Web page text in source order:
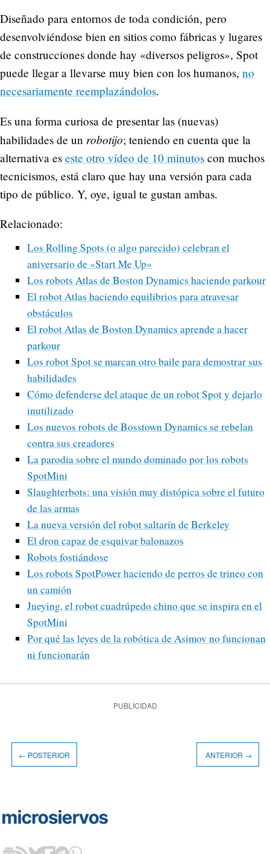
Diseñado para entornos de toda condición, pero
desenvolviéndose bien en sitios como fábricas y lugares
de construcciones donde hay «diversos peligros», Spot
puede llegar a llevarse muy bien con los humanos, no
necesariamente reemplazándolos.
Es una forma curiosa de presentar las (nuevas)
habilidades de un robotijo; teniendo en cuenta que la
alternativa es este otro vídeo de 10 minutos con muchos
tecnicismos, está claro que hay una versión para cada
tipo de público. Y, oye, igual te gustan ambas.
Relacionado:
Los Rolling Spots (o algo parecido) celebran el
aniversario de «Start Me Up»
Los robots Atlas de Boston Dynamics haciendo parkour
El robot Atlas haciendo equilibrios para atravesar
obstáculos
El robot Atlas de Boston Dynamics aprende a hacer
parkour
Los robot Spot se marcan otro baile para demostrar sus
habilidades
Cómo defenderse del ataque de un robot Spot y dejarlo
inutilizado
Los nuevos robots de Bosstown Dynamics se rebelan
contra sus creadores
La parodia sobre el mundo dominado por los robots
SpotMini
Slaughterbots: una visión muy distópica sobre el futuro
de las armas
La nueva versión del robot saltarín de Berkeley
El dron capaz de esquivar balonazos
Robots fostiándose
Los robots SpotPower haciendo de perros de trineo con
un camión
Jueying, el robot cuadrúpedo chino que se inspira en el
SpotMini
Por qué las leyes de la robótica de Asimov no funcionan
ni funcionarán
PUBLICIDAD
← POSTERIOR ANTERIOR →